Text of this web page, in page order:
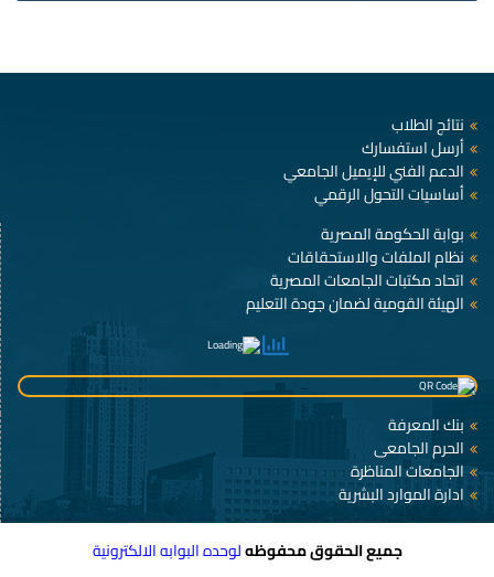
نتائج الطلاب
أرسل استفسارك
الدعم الفني للإيميل الجامعي
أساسيات التحول الرقمي
بوابة الحكومة المصرية
نظام الملفات والاستحقاقات
اتحاد مكتبات الجامعات المصرية
الهيئة القومية لضمان جودة التعليم
بنك المعرفة
الحرم الجامعى
الجامعات المناظرة
ادارة الموارد البشرية
جميع الحقوق محفوظهلوحده البوابه الالكترونية